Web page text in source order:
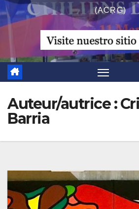
(ACRG)
Auteur/autrice :
Barria